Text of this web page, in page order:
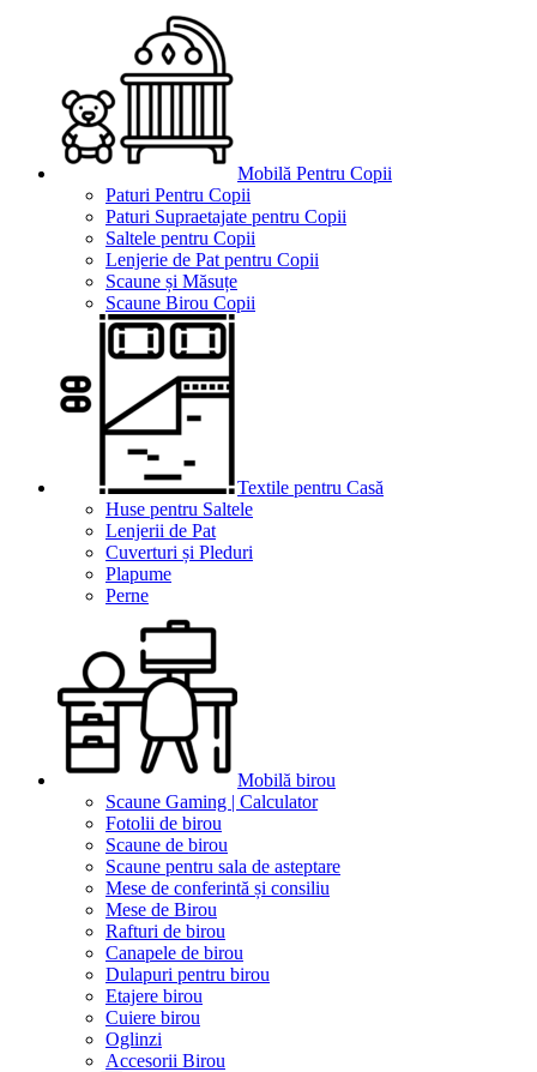
Mobilă Pentru Copii
Paturi Pentru Copii
Paturi Supraetajate pentru Copii
Saltele pentru Copii
Lenjerie de Pat pentru Copii
Scaune și Măsuțe
Scaune Birou Copii
Textile pentru Casă
Huse pentru Saltele
Lenjerii de Pat
Cuverturi și Pleduri
Plapume
Perne
Mobilă birou
Scaune Gaming | Calculator
Fotolii de birou
Scaune de birou
Scaune pentru sala de asteptare
Mese de conferintă și consiliu
Mese de Birou
Rafturi de birou
Canapele de birou
Dulapuri pentru birou
Etajere birou
Cuiere birou
Oglinzi
Accesorii Birou